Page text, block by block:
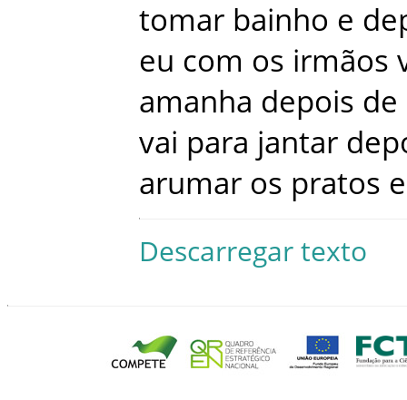
tomar bainho e
eu com os irmãos
amanha depois de
vai para jantar
arumar os pratos e
Descarregar texto